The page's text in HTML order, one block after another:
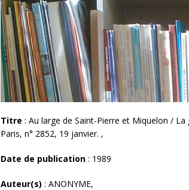
Titre : Au large de Saint-Pierre et Miquelon /
Paris, n° 2852, 19 janvier. ,
Date de publication : 1989
Auteur(s) : ANONYME,